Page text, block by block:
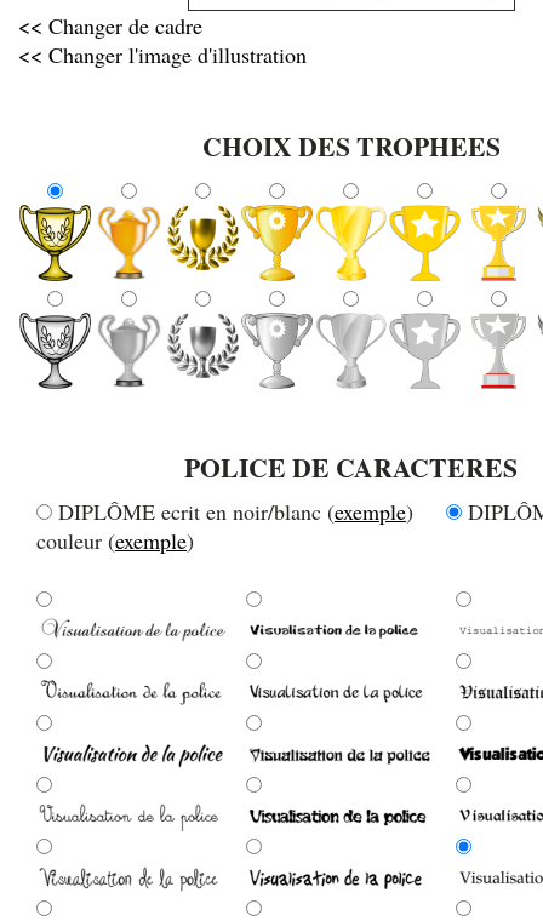
<< Changer de cadre
<< Changer l'image d'illustration
CHOIX DES TROPHEES
POLICE DE CARACTERES
DIPLÔME ecrit en noir/blanc (exemple)
couleur (exemple)